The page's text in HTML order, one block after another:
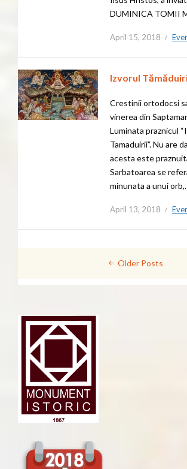
DUMINICA TOMII
April 15, 2018
Izvorul
Crestinii ortodocsi
vinerea din
Luminata praznicul
Tamaduirii”. Nu are
acesta este
Sarbatoarea se
minunata a unui
April 13, 2018
Older Posts